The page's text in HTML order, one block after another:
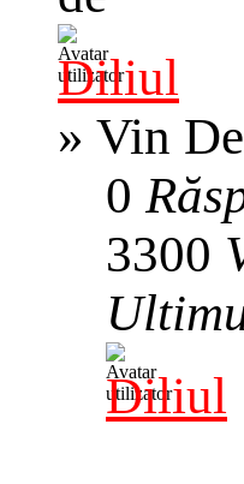
Diliul
» Vin
0
3300
Diliul